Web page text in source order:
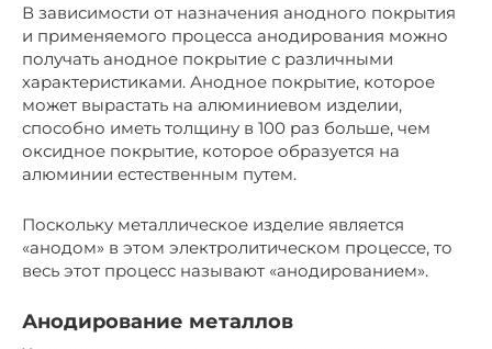
В зависимости от назначения анодного покрытия
и применяемого процесса анодирования можно
получать анодное покрытие с различными
характеристиками. Анодное покрытие, которое
может вырастать на алюминиевом изделии,
способно иметь толщину в 100 раз больше, чем
оксидное покрытие, которое образуется на
алюминии естественным путем.
Поскольку металлическое изделие является
«анодом» в этом электролитическом процессе, то
весь этот процесс называют «анодированием».
Анодирование металлов